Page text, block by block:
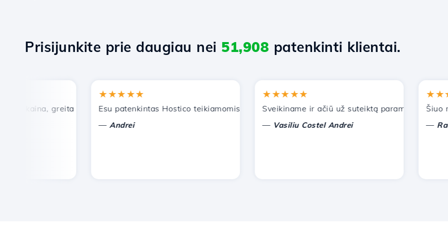
Prisijunkite prie daugiau nei 51,908 patenkinti klientai.
kaina, greita ir efektyvi techninė pagalba.
★★★★★
Esu patenkintas Hostico teikiamomis paslaugomis. Rekomendavau jus kitiems pažįstamiems.
Andrei
★★★★★
Sveikiname ir ačiū už suteiktą paramą!
Vasiliu Costel Andrei
Šiuo
Radu